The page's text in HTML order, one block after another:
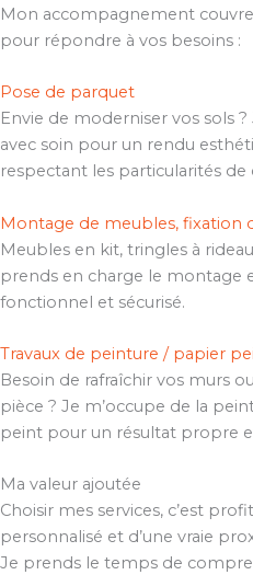
Mon accompagnement
pour répondre à vos besoins :
Pose de parquet
Envie de moderniser vos sols
avec soin pour un rendu
respectant les particularités de
Montage de meubles, fixation
Meubles en kit, tringles à
prends en charge le montage
fonctionnel et sécurisé.
Travaux de peinture / papier
Besoin de rafraîchir vos murs
pièce ? Je m’occupe de la
peint pour un résultat propre
Ma valeur ajoutée
Choisir mes services, c’est
personnalisé et d’une vraie
Je prends le temps de